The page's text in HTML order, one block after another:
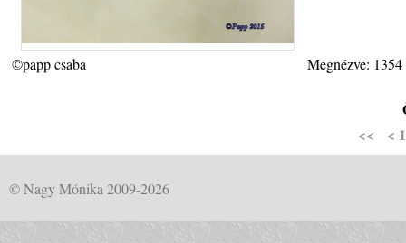
©papp csaba Megnézve:
<<
< 1
© Nagy Mónika 2009-2026